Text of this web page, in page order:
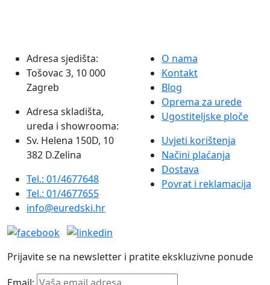
stranici
proizvoda
varijanti.
Opcije
se
mogu
odabrati
na
stranici
proizvoda
Adresa sjedišta:
Tošovac 3, 10 000
Zagreb
Adresa skladišta,
ureda i showrooma:
Sv. Helena 150D, 10
382 D.Zelina
Tel.: 01/4677648
Tel.: 01/4677655
info@euredski.hr
O nama
Kontakt
Blog
Oprema za urede
Ugostiteljske ploče
Uvjeti korištenja
Načini plaćanja
Dostava
Povrat i reklamacija
Prijavite se na newsletter i pratite ekskluzivne ponude